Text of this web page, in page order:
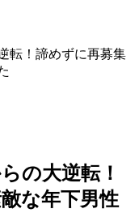
転！諦めずに再募集
の大逆転！
な年下男性